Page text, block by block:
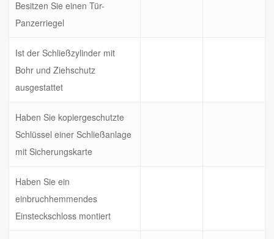
Besitzen Sie einen Tür-
Panzerriegel
Ist der Schließzylinder mit
Bohr und Ziehschutz
ausgestattet
Haben Sie kopiergeschutzte
Schlüssel einer Schließanlage
mit Sicherungskarte
Haben Sie ein
einbruchhemmendes
Einsteckschloss montiert